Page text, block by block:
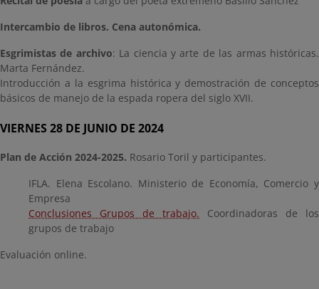
Intercambio de libros. Cena autonómica.
Esgrimistas de archivo: La ciencia y arte de las armas históricas.
Marta Fernández.
Introducción a la esgrima histórica y demostración de conceptos
básicos de manejo de la espada ropera del siglo XVII.
VIERNES 28 DE JUNIO DE 2024
Plan de Acción 2024-2025. Rosario Toril y participantes.
IFLA. Elena Escolano. Ministerio de Economía, Comercio y
Empresa
Conclusiones Grupos de trabajo. Coordinadoras de los
grupos de trabajo
Evaluación online.